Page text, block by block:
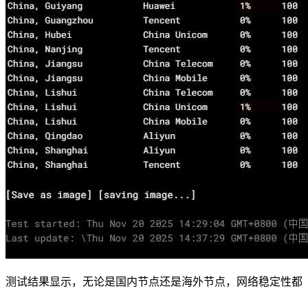
测试结果显示，无论是国内节点还是海外节点，网络稳定性都